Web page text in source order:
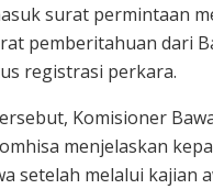
surat permintaan
pemberitahuan dari
registrasi perkara.
Komisioner
menjelaskan
setelah melalui kajian